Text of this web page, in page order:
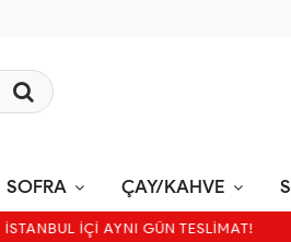
SOFRA ÇAY/KAHVE
İSTANBUL İÇİ AYNI GÜN TESLİMAT!